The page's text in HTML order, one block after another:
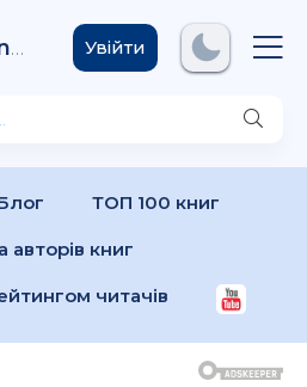
ReadUkrainian
Books .com
Увійти
ТОП 100 книг
авторів книг
читачів